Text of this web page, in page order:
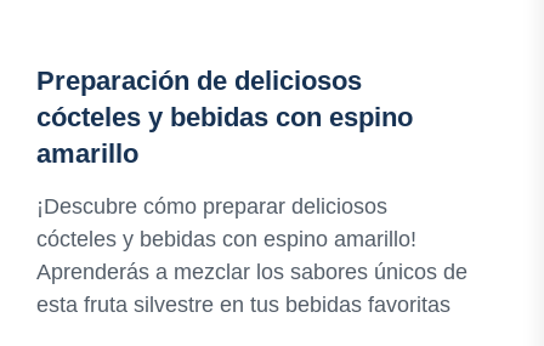
Preparación de deliciosos
cócteles y bebidas con espino
amarillo
¡Descubre cómo preparar deliciosos
cócteles y bebidas con espino amarillo!
Aprenderás a mezclar los sabores únicos de
esta fruta silvestre en tus bebidas favoritas